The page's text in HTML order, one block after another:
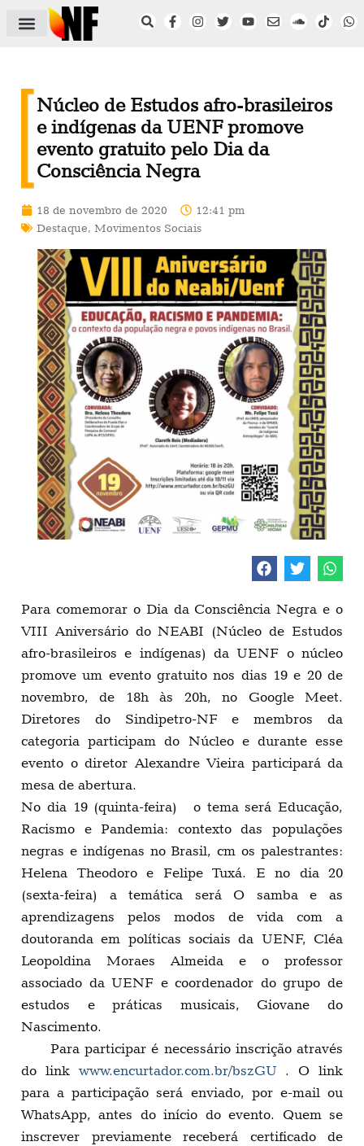
Núcleo de Estudos afro-brasileiros
e indígenas da UENF promove
evento gratuito pelo Dia da
Consciência Negra
18 de novembro de 2020
12:41 pm
Destaque, Movimentos Sociais
Para comemorar o Dia da Consciência Negra e o
VIII Aniversário do NEABI (Núcleo de Estudos
afro-brasileiros e indígenas) daUENF o núcleo
promove um evento gratuito nos dias 19 e 20 de
novembro,de 18h às 20h, no Google Meet.
Diretores do Sindipetro-NF e membros da
categoria participam do Núcleo e durante esse
evento o diretor Alexandre Vieira participará da
mesa de abertura.
No dia 19 (quinta-feira) o tema será Educação,
Racismo e Pandemia: contexto das populações
negras e indígenas no Brasil, cm os palestrantes:
Helena Theodoro e Felipe Tuxá. E no dia 20
(sexta-feira) a temática será O samba e as
aprendizagens pelos modos de vida com a
doutoranda em políticas sociais da UENF, Cléa
Leopoldina Moraes Almeida e o professor
associado da UENF e coordenador do grupo de
estudos e práticas musicais, Giovane do
Nascimento.
Para participar é necessário inscrição através
do linkwww.encurtador.com.br/bszGU . O link
para a participação será enviado, por e-mail ou
WhatsApp, antes do início do evento. Quem se
inscrever previamente receberá certificado de